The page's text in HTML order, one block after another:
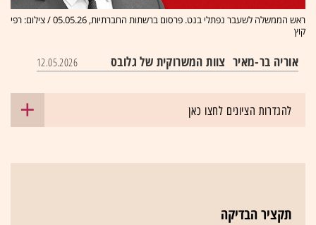
ראש הממשלה לשעבר נפתלי בנט. פרסום ברשתות החברתיות, 05.05.26 / צילום: רפי
קוץ
אוריה בר-מאיר צוות המשרוקית של גלובס 12.05.2026
להגדרות הציונים לחצו כאן
תקציר הבדיקה